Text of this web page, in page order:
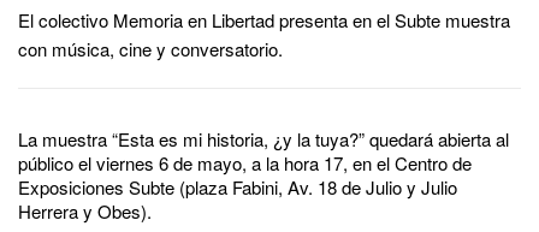
El colectivo Memoria en Libertad presenta en el Subte muestra
con música, cine y conversatorio.
La muestra “Esta es mi historia, ¿y la tuya?” quedará abierta al
público el viernes 6 de mayo, a la hora 17, en el Centro de
Exposiciones Subte (plaza Fabini, Av. 18 de Julio y Julio
Herrera y Obes).